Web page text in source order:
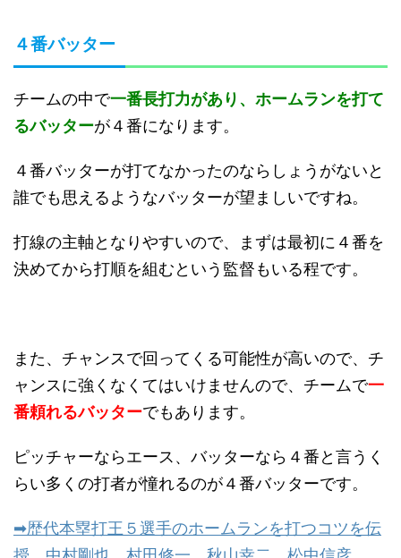
４番バッター
チームの中で一番長打力があり、ホームランを打て
るバッターが４番になります。
４番バッターが打てなかったのならしょうがないと
誰でも思えるようなバッターが望ましいですね。
打線の主軸となりやすいので、まずは最初に４番を
決めてから打順を組むという監督もいる程です。
また、チャンスで回ってくる可能性が高いので、チ
ャンスに強くなくてはいけませんので、チームで一
番頼れるバッターでもあります。
ピッチャーならエース、バッターなら４番と言うく
らい多くの打者が憧れるのが４番バッターです。
➡歴代本塁打王５選手のホームランを打つコツを伝